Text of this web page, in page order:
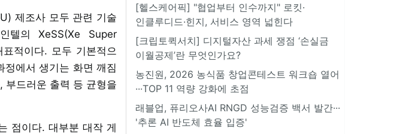
제조사 모두 관련 기술
텔의 XeSS(Xe Super
적이다. 모두 기본적으
정에서 생기는 화면 깨짐
부드러운 출력 등 균형을
점이다. 대부분 대작 게
[헬스케어픽] "협업부터 인수까지" 로킷·
인클루디드·힌지, 서비스 영역 넓힌다
[크립토퀵서치] 디지털자산 과세 쟁점 ‘손실금
이월공제’란 무엇인가요?
농진원, 2026 농식품 창업콘테스트 워크숍 열어
···TOP 11 역량 강화에 초점
래블업, 퓨리오사AI RNGD 성능검증 백서 발간···
'추론 AI 반도체 효율 입증'